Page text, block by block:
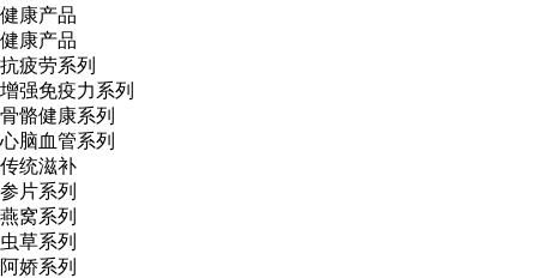
健康产品
健康产品
抗疲劳系列
增强免疫力系列
骨骼健康系列
心脑血管系列
传统滋补
参片系列
燕窝系列
虫草系列
阿娇系列